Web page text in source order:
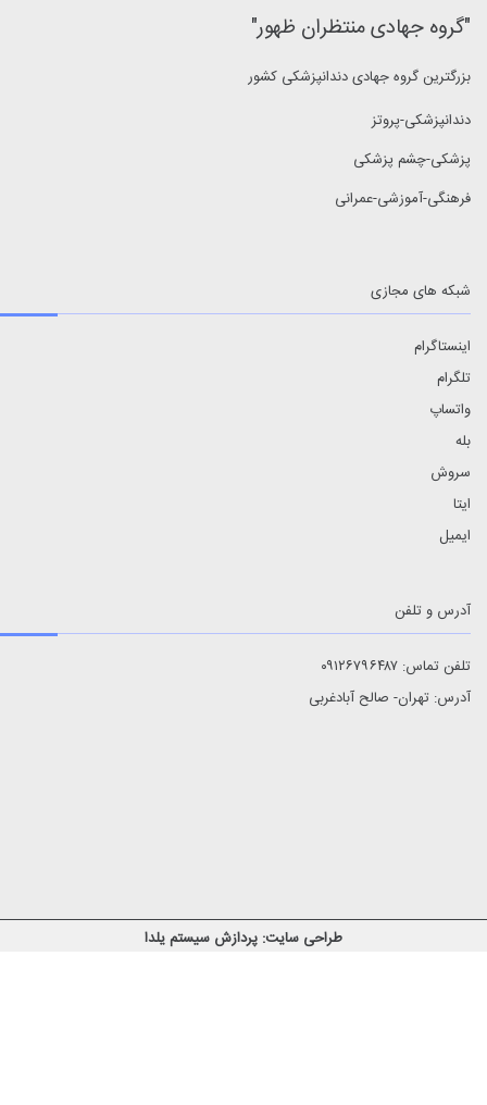
گروه جهادی منتظران ظهور"
بزرگترین گروه جهادی دندانپزشکی کشور
دندانپزشکی-پروتز
پزشکی-چشم پزشکی
فرهنگی-آموزشی-عمرانی
شبکه های مجازی
اینستاگرام
تلگرام
واتساپ
سروش
ایمیل
آدرس و تلفن
تلفن تماس: ۰۹۱۲۶۷۹۶۴۸۷
آدرس: تهران- صالح آبادغربی
طراحی سایت: پردازش سیستم یلدا